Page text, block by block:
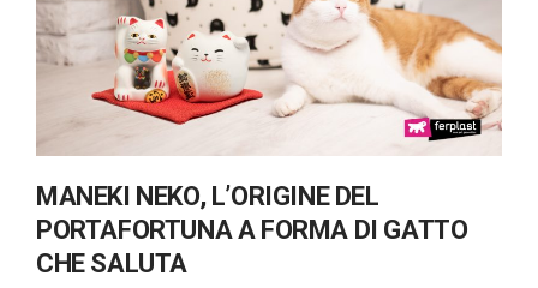
MANEKI NEKO, L’ORIGINE DEL
PORTAFORTUNA A FORMA DI GATTO
CHE SALUTA